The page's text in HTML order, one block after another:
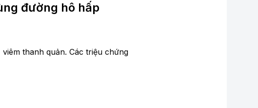
đường hô hấp
thanh quản. Các triệu chứng